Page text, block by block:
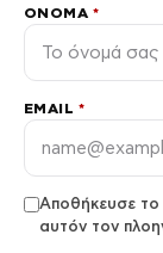
ΌΝΟΜΑ *
EMAIL *
Αποθήκευσε το
αυτόν τον